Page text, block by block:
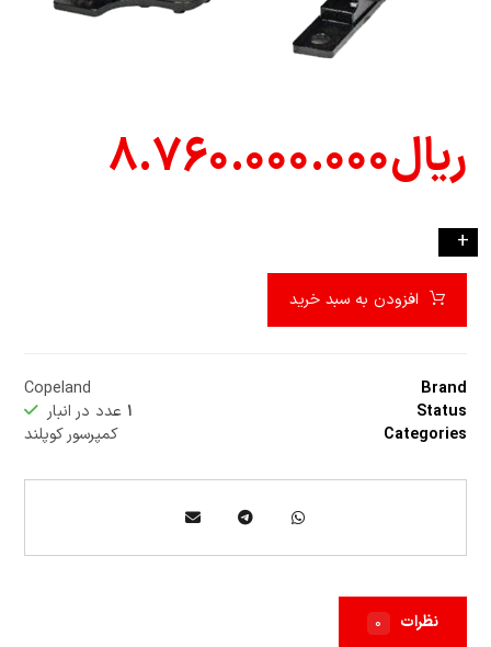
ریال۸.۷۶۰.۰۰۰.۰۰۰
+
افزودن به سبد خرید
Brand
Copeland
Status
۱ عدد در انبار
Categories
کمپرسور کوپلند
نظرات ۰